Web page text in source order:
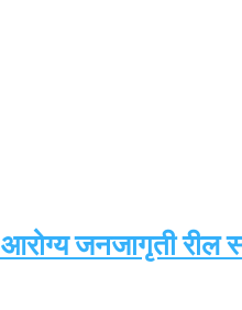
आरोग्य जनजागृती रील